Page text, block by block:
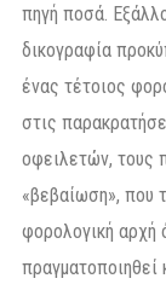
πηγή ποσά.
δικογραφία
ένας τέτοιος
στις
οφειλετών, τους
«βεβαίωση», που
φορολογική αρχή
πραγματοποιηθεί